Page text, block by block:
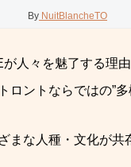
By NuitBlancheTO
が人々を魅了する理
ロントならではの”
まな人種・文化が共